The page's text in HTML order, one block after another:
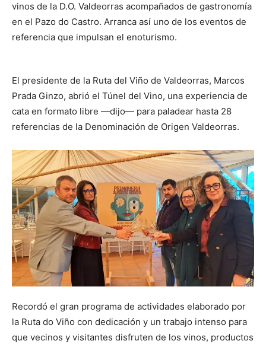
vinos de la D.O. Valdeorras acompañados de gastronomía
en el Pazo do Castro. Arranca así uno de los eventos de
referencia que impulsan el enoturismo.
El presidente de la Ruta del Viño de Valdeorras, Marcos
Prada Ginzo, abrió el Túnel del Vino, una experiencia de
cata en formato libre —dijo— para paladear hasta 28
referencias de la Denominación de Origen Valdeorras.
Recordó el gran programa de actividades elaborado por
la Ruta do Viño con dedicación y un trabajo intenso para
que vecinos y visitantes disfruten de los vinos, productos